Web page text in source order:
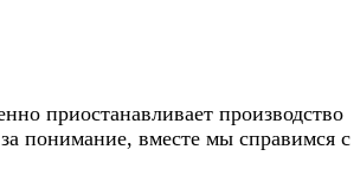
приостанавливает производство
понимание, вместе мы справимся с